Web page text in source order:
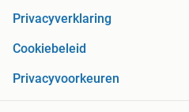
Privacyverklaring
Cookiebeleid
Privacyvoorkeuren